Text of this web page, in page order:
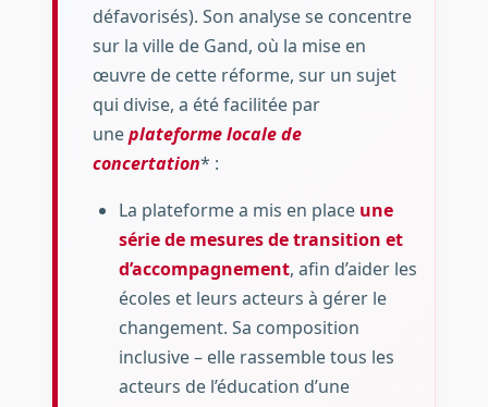
défavorisés). Son analyse se concentre
sur la ville de Gand, où la mise en
œuvre de cette réforme, sur un sujet
qui divise, a été facilitée par
uneplateforme locale de
concertation* :
La plateforme a mis en place une
série de mesures de transition et
d’accompagnement, afin d’aider les
écoles et leurs acteurs à gérer le
changement. Sa composition
inclusive – elle rassemble tous les
acteurs de l’éducation d’une